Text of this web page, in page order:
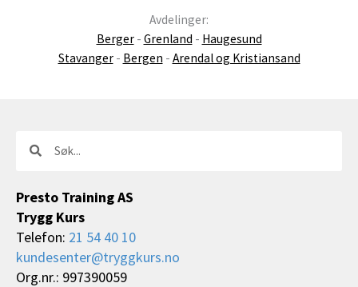
Avdelinger:
Berger- Grenland - Haugesund
Stavanger- Bergen - Arendal og Kristiansand
Søk
Presto Training AS
Trygg Kurs
Telefon: 21 54 40 10
kundesenter@tryggkurs.no
Org.nr.: 997390059